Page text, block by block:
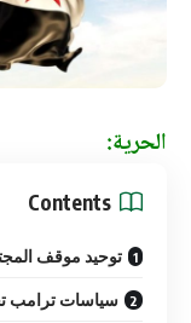
الحرية:‏
Contents
توحيد موقف
سياسات ترامب